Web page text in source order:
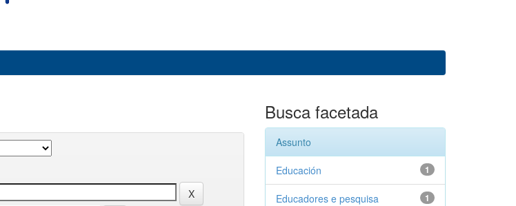
Busca facetada
Assunto
1
Educación
1
Educadores e pesquisa